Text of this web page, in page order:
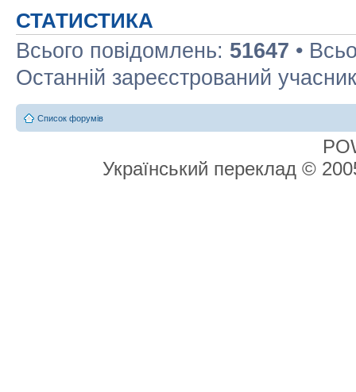
СТАТИСТИКА
Всього повідомлень: 51647 •
Останній зареєстрований
Список форумів
Український переклад ©